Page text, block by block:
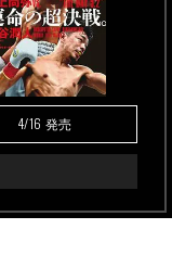
4/16 発売